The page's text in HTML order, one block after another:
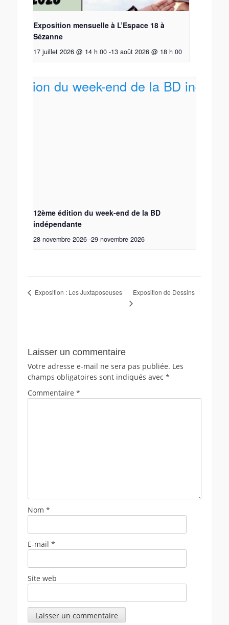
Exposition mensuelle à L’Espace 18 à
Sézanne
17 juillet 2026 @ 14 h 00 -13 août 2026 @ 18 h 00
12ème édition du week-end de la BD
indépendante
28 novembre 2026 -29 novembre 2026
Exposition : Les Juxtaposeuses Exposition de Dessins
Laisser un commentaire
Votre adresse e-mail ne sera pas publiée. Les
champs obligatoires sont indiqués avec *
Commentaire *
Nom *
E-mail *
Site web